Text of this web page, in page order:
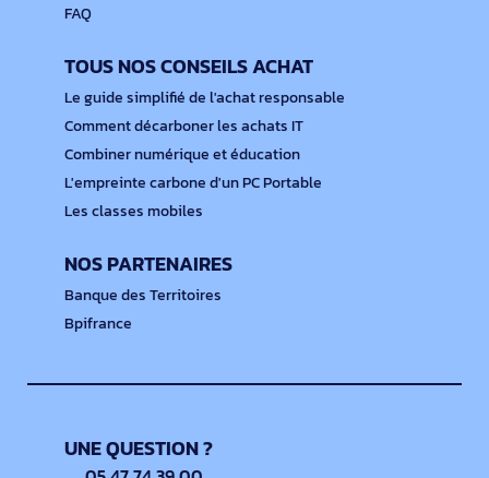
FAQ
TOUS NOS CONSEILS ACHAT
Le guide simplifié de l'achat responsable
Comment décarboner les achats IT
Combiner numérique et éducation
L'empreinte carbone d'un PC Portable
Les classes mobiles
NOS PARTENAIRES
Banque des Territoires
Bpifrance
UNE QUESTION ?